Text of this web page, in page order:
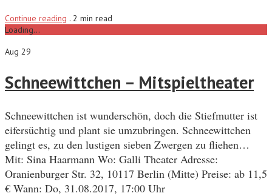
Continue reading . 2 min read
Loading...
Aug 29
Schneewittchen – Mitspieltheater
Schneewittchen ist wunderschön, doch die Stiefmutter ist
eifersüchtig und plant sie umzubringen. Schneewittchen
gelingt es, zu den lustigen sieben Zwergen zu fliehen…
Mit: Sina Haarmann Wo: Galli Theater Adresse:
Oranienburger Str. 32, 10117 Berlin (Mitte) Preise: ab 11,5
€ Wann: Do, 31.08.2017, 17:00 Uhr